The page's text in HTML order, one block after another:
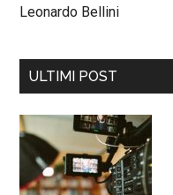
Leonardo Bellini
ULTIMI POST